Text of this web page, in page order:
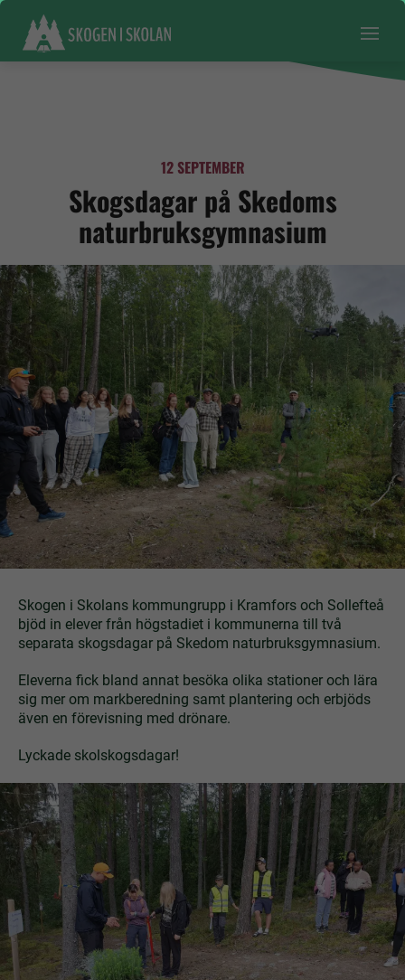
12 SEPTEMBER
Skogsdagar på Skedoms
naturbruksgymnasium
Skogen i Skolans kommungrupp i Kramfors och Sollefteå
bjöd in elever från högstadiet i kommunerna till två
separata skogsdagar på Skedom naturbruksgymnasium.
Eleverna fick bland annat besöka olika stationer och lära
sig mer om markberedning samt plantering och erbjöds
även en förevisning med drönare.
Lyckade skolskogsdagar!